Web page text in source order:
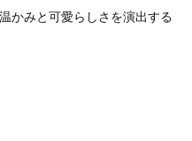
かみと可愛らしさを演出する